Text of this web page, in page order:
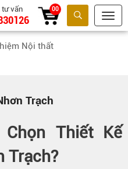
Tìm kiếm
tư vấn 00
Nội thất
Trạch
Thiết Kế
Trạch?